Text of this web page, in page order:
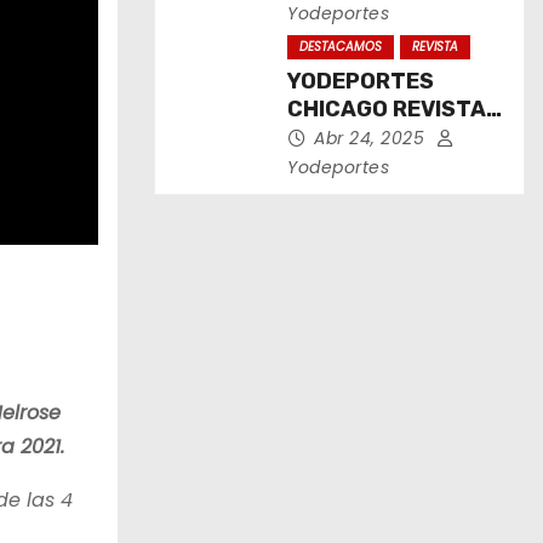
2021.
las 4
2025
Yodeportes
DESTACAMOS REVISTA
YODEPORTES
CHICAGO REVISTA
IMPRESA ABRIL
2025
Abr 24, 2025
Yodeportes